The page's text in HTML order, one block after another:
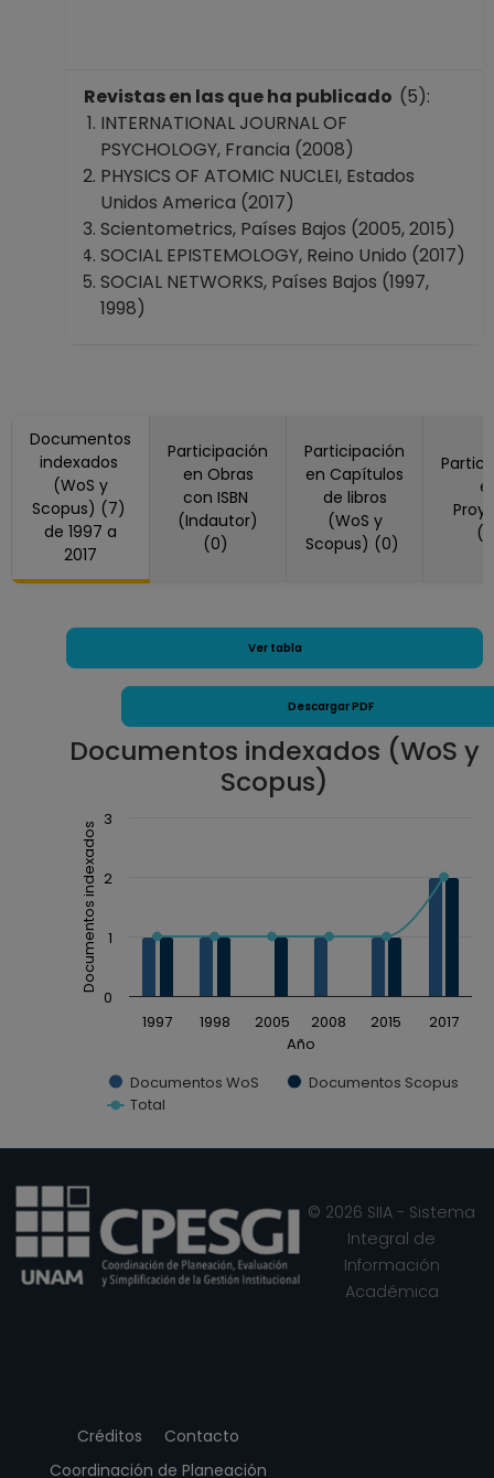
Revistas en las que ha publicado (5):
INTERNATIONAL JOURNAL OF
PSYCHOLOGY, Francia (2008)
PHYSICS OF ATOMIC NUCLEI, Estados
Unidos America (2017)
Scientometrics, Países Bajos (2005, 2015)
SOCIAL EPISTEMOLOGY, Reino Unido (2017)
SOCIAL NETWORKS, Países Bajos (1997,
1998)
Documentos
indexados
(WoS y
Scopus) (7)
de 1997 a
2017
Participación
en Obras
con ISBN
(Indautor)
(0)
Participación
en Capítulos
de libros
(WoS y
Scopus) (0)
Ver tabla
Descargar PDF
Documentos indexados (WoS y
Scopus)
Chart
Combination chart with 3 data series.
The chart has 1 X axis displaying Año.
The chart has 1 Y axis displaying Documentos
Año
Documentos indexados
Documentos WoS
Documentos Scopus
Total
1997 1998 2005 2008 2015 2017
0
1
2
3
End of interactive chart.
Créditos
Contacto
Coordinación de Planeación
© 2026 SIIA - Sistema
Integral de
Información
Académica